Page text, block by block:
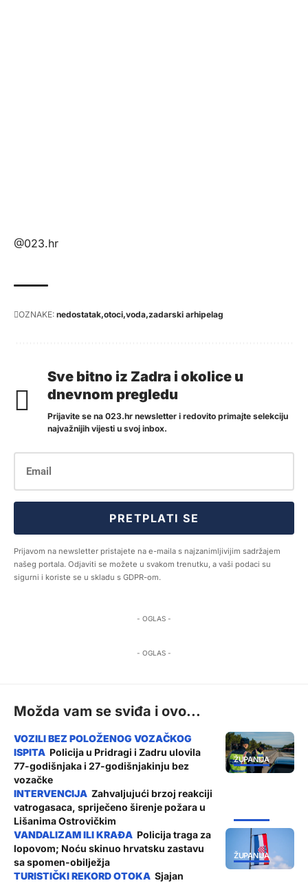
@023.hr
OZNAKE: nedostatak otoci voda zadarski arhipelag
Sve bitno iz Zadra i okolice u
dnevnom pregledu
Prijavite se na 023.hr newsletter i redovito primajte selekciju
najvažnijih vijesti u svoj inbox.
PRETPLATI SE
Prijavom na newsletter pristajete na e-maila s najzanimljivijim sadržajem
našeg portala. Odjaviti se možete u svakom trenutku, a vaši podaci su
sigurni i koriste se u skladu s GDPR-om.
- OGLAS -
- OGLAS -
Možda vam se sviđa i ovo...
ŽUPANIJA
Policija u Pridragi i Zadru ulovila
77-godišnjaka i 27-godišnjakinju bez
vozačke
Zahvaljujući brzoj reakciji
vatrogasaca, spriječeno širenje požara u
Lišanima Ostrovičkim
ŽUPANIJA
Policija traga za
lopovom; Noću skinuo hrvatsku zastavu
sa spomen-obilježja
Sjajan